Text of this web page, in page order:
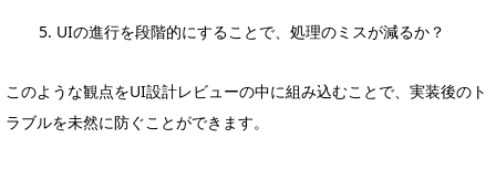
UIの進行を段階的にすることで、処理のミスが減るか？
このような観点をUI設計レビューの中に組み込むことで、実装後のト
ラブルを未然に防ぐことができます。